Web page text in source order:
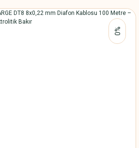
%0